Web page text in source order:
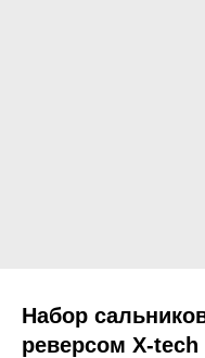
Набор
реверсом X-tech